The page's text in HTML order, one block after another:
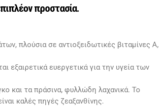
προστασία.
πλούσια σε αντιοξειδωτικές βιταμίνες A,
εξαιρετικά ευεργετικά για την υγεία των
και τα πράσινα, φυλλώδη λαχανικά. Το
καλές πηγές ζεαξανθίνης.